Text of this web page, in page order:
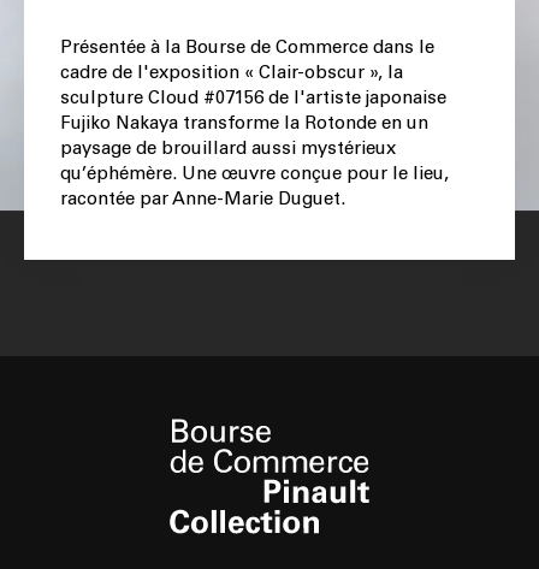
Présentée à la Bourse de Commerce dans le
cadre de l'exposition « Clair-obscur », la
sculpture Cloud #07156 de l'artiste japonaise
Fujiko Nakaya transforme la Rotonde en un
paysage de brouillard aussi mystérieux
qu’éphémère. Une œuvre conçue pour le lieu,
racontée par Anne-Marie Duguet.